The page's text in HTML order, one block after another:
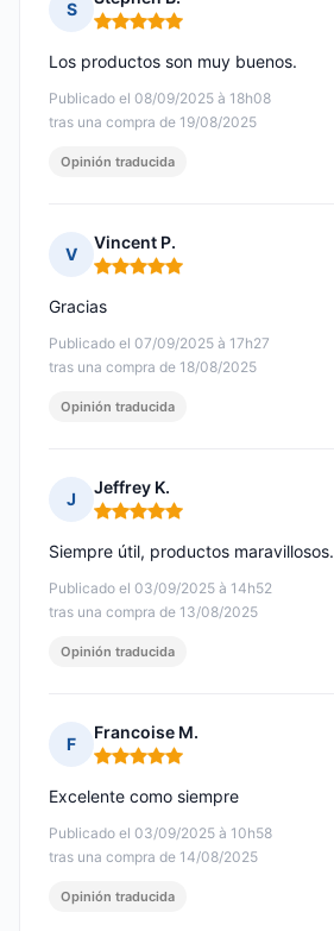
S
Nota: 5 de 5
Publicado el 08/09/2025 à 18h08
tras una compra de 19/08/2025
Los productos son muy buenos.
Opinión traducida
V
Vincent P.
Nota: 5 de 5
Publicado el 07/09/2025 à 17h27
tras una compra de 18/08/2025
Gracias
Opinión traducida
J
Jeffrey K.
Nota: 5 de 5
Publicado el 03/09/2025 à 14h52
tras una compra de 13/08/2025
Siempre útil, productos maravillosos.
Opinión traducida
F
Francoise M.
Nota: 5 de 5
Publicado el 03/09/2025 à 10h58
tras una compra de 14/08/2025
Excelente como siempre
Opinión traducida